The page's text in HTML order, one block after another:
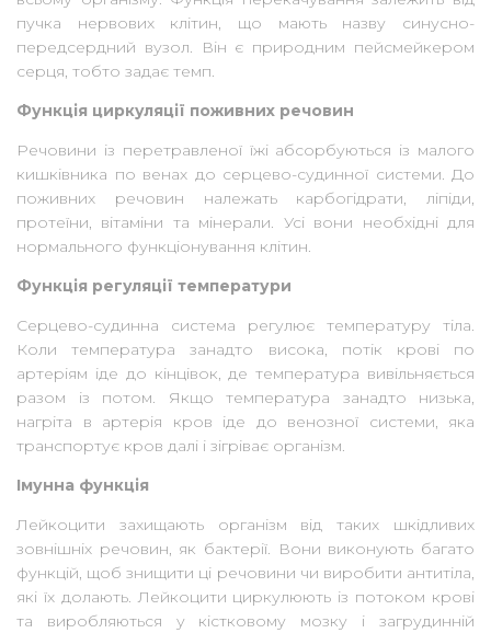
пучка нервових клітин, що мають назву синусно-
передсердний вузол. Він є природним пейсмейкером
серця, тобто задає темп.
Функція циркуляції поживних речовин
Речовини із перетравленої їжі абсорбуються із малого
кишківника по венах до серцево-судинної системи. До
поживних речовин належать карбогідрати, ліпіди,
протеїни, вітаміни та мінерали. Усі вони необхідні для
нормального функціонування клітин.
Функція регуляції температури
Серцево-судинна система регулює температуру тіла.
Коли температура занадто висока, потік крові по
артеріям іде до кінцівок, де температура вивільняється
разом із потом. Якщо температура занадто низька,
нагріта в артерія кров іде до венозної системи, яка
транспортує кров далі і зігріває організм.
Імунна функція
Лейкоцити захищають організм від таких шкідливих
зовнішніх речовин, як бактерії. Вони виконують багато
функцій, щоб знищити ці речовини чи виробити антитіла,
які їх долають. Лейкоцити циркулюють із потоком крові
та виробляються у кістковому мозку і загрудинній